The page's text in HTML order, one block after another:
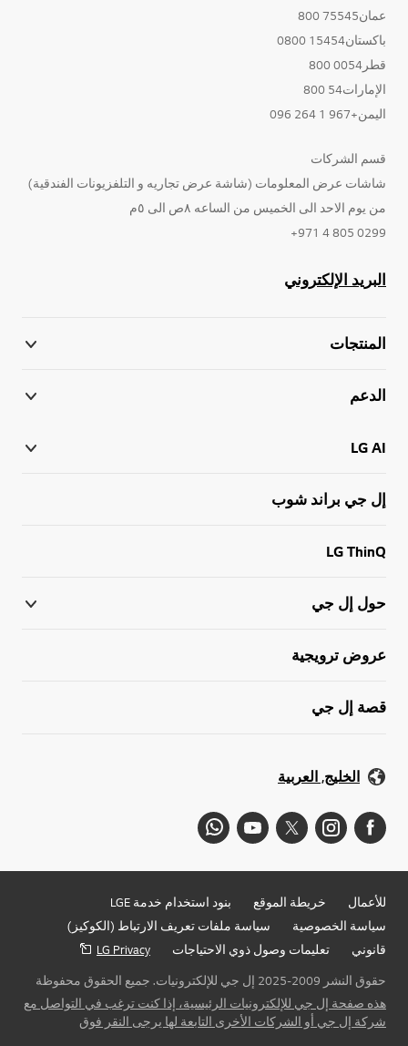
عمان75545 800
باكستان15454 0800
قطر0054 800
الإمارات54 800
اليمن+967 1 264 096
قسم الشركات
شاشات عرض المعلومات (شاشة عرض تجاريه و التلفزيونات الفندقية)
من يوم الاحد الى الخميس من الساعه ٨ص الى ٥م
0299 805 4 971+
البريد الإلكتروني
المنتجات
الدعم
LG AI
إل جي براند شوب
LG ThinQ
حول إل جي
عروض ترويجية
قصة إل جي
الخليج, العربية
للأعمال خريطة الموقع
بنود استخدام خدمة LGE
سياسة الخصوصية
سياسة ملفات تعريف الارتباط (الكوكيز)
قانوني
تعليمات وصول ذوي الاحتياجات
LG Privacy
حقوق النشر 2009-2025 إل جي للإلكترونيات. جميع الحقوق محفوظة
هذه صفحة إل جي للإلكترونيات الرئيسية، إذا كنت ترغب في التواصل مع
شركة إل جي أو الشركات الأخرى التابعة لها يرجى النقر فوق